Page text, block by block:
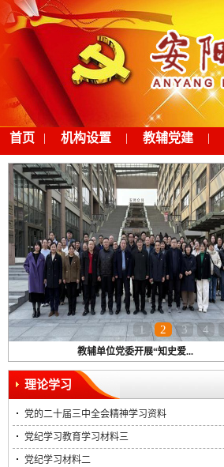
首页 | 机构设置 | 教辅党建 |
1 2 3 4
教辅单位党委开展“知史爱...
理论学习
党的二十届三中全会精神学习资料
党纪学习教育学习材料三
党纪学习材料二